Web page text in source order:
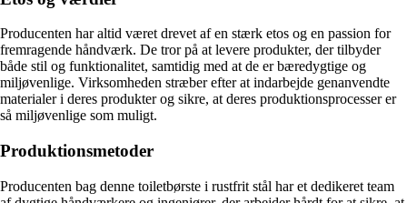
Producenten har altid været drevet af en stærk etos og en passion for
fremragende håndværk. De tror på at levere produkter, der tilbyder
både stil og funktionalitet, samtidig med at de er bæredygtige og
miljøvenlige. Virksomheden stræber efter at indarbejde genanvendte
materialer i deres produkter og sikre, at deres produktionsprocesser er
så miljøvenlige som muligt.
Produktionsmetoder
Producenten bag denne toiletbørste i rustfrit stål har et dedikeret team